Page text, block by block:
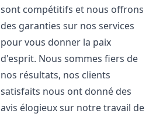
sont compétitifs et nous offrons
des garanties sur nos services
pour vous donner la paix
d'esprit. Nous sommes fiers de
nos résultats, nos clients
satisfaits nous ont donné des
avis élogieux sur notre travail de